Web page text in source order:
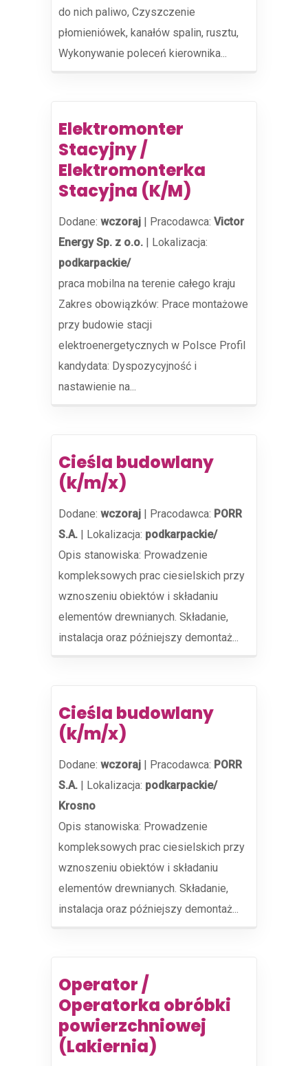
do nich paliwo, Czyszczenie
płomieniówek, kanałów spalin, rusztu,
Wykonywanie poleceń kierownika...
Elektromonter
Stacyjny /
Elektromonterka
Stacyjna (K/M)
Dodane: wczoraj | Pracodawca: Victor
Energy Sp. z o.o. | Lokalizacja:
podkarpackie/
praca mobilna na terenie całego kraju
Zakres obowiązków: Prace montażowe
przy budowie stacji
elektroenergetycznych w Polsce Profil
kandydata: Dyspozycyjność i
nastawienie na...
Cieśla budowlany
(k/m/x)
Dodane: wczoraj | Pracodawca: PORR
S.A. | Lokalizacja: podkarpackie/
Opis stanowiska: Prowadzenie
kompleksowych prac ciesielskich przy
wznoszeniu obiektów i składaniu
elementów drewnianych. Składanie,
instalacja oraz późniejszy demontaż...
Cieśla budowlany
(k/m/x)
Dodane: wczoraj | Pracodawca: PORR
S.A. | Lokalizacja: podkarpackie/
Krosno
Opis stanowiska: Prowadzenie
kompleksowych prac ciesielskich przy
wznoszeniu obiektów i składaniu
elementów drewnianych. Składanie,
instalacja oraz późniejszy demontaż...
Operator /
Operatorka obróbki
powierzchniowej
(Lakiernia)